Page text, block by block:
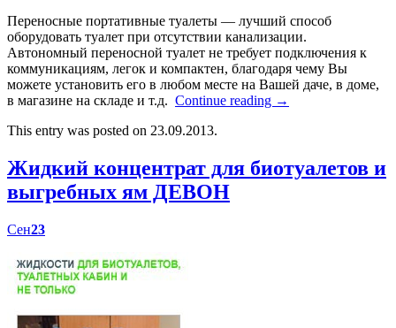
Переносные портативные туалеты — лучший способ
оборудовать туалет при отсутствии канализации.
Автономный переносной туалет не требует подключения к
коммуникациям, легок и компактен, благодаря чему Вы
можете установить его в любом месте на Вашей даче, в доме,
в магазине на складе и т.д. Continue reading →
This entry was posted on 23.09.2013.
Жидкий концентрат для биотуалетов и
выгребных ям ДЕВОН
Сен23